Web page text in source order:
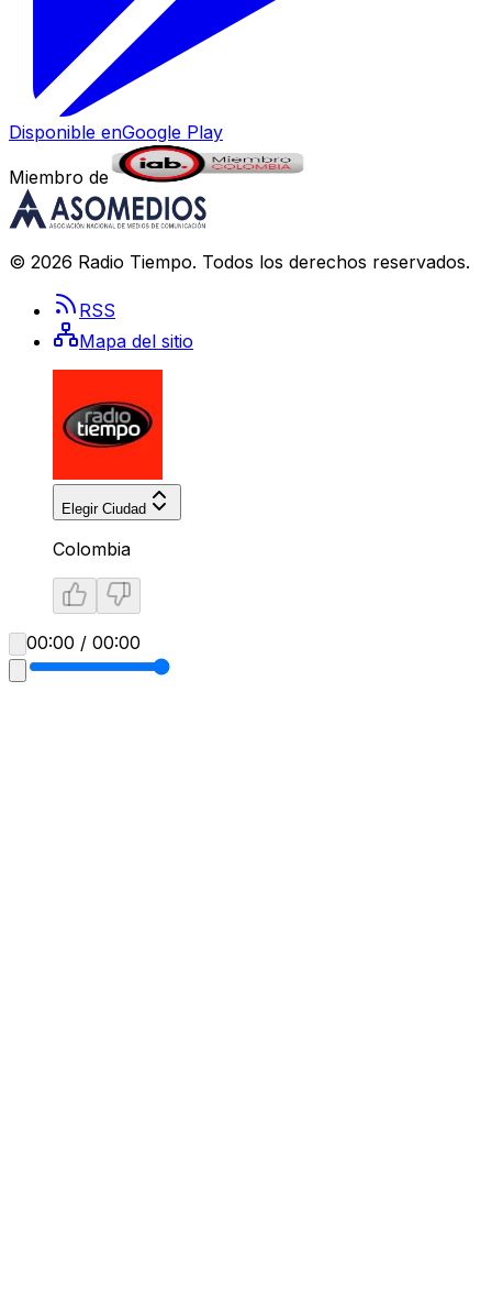
Disponible enGoogle Play
Miembro de
© 2026 Radio Tiempo. Todos los derechos reservados.
RSS
Mapa del sitio
Elegir Ciudad
Colombia
00:00 / 00:00